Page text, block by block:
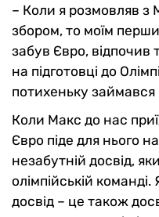
– Коли я розмовляв з
збором, то моїм
забув Євро, відпочив
на підготовці до
потихеньку займався
Коли Макс до нас
Євро піде для нього
незабутній досвід,
олімпійській
досвід – це також